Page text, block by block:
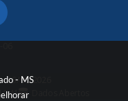
- MS
- 19/06/2026